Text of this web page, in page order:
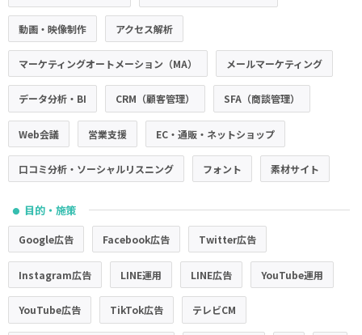
動画・映像制作 アクセス解析
マーケティングオートメーション（MA） メールマーケティング
データ分析・BI CRM（顧客管理） SFA（商談管理）
Web会議 営業支援 EC・通販・ネットショップ
口コミ分析・ソーシャルリスニング フォント 素材サイト
● 目的・施策
Google広告 Facebook広告 Twitter広告
Instagram広告 LINE運用 LINE広告 YouTube運用
YouTube広告 TikTok広告 テレビCM